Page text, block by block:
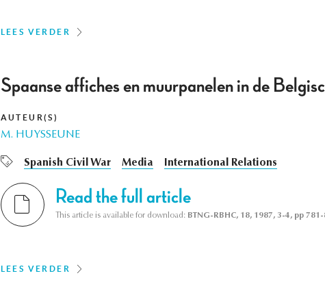
LEES VERDER
Spaanse affiches en muurpanelen in de
AUTEUR(S)
M. HUYSSEUNE
Spanish Civil War Media International Relations
Read the full article
This article is available for download: BTNG-RBHC, 18, 1987, 3-4, pp
LEES VERDER